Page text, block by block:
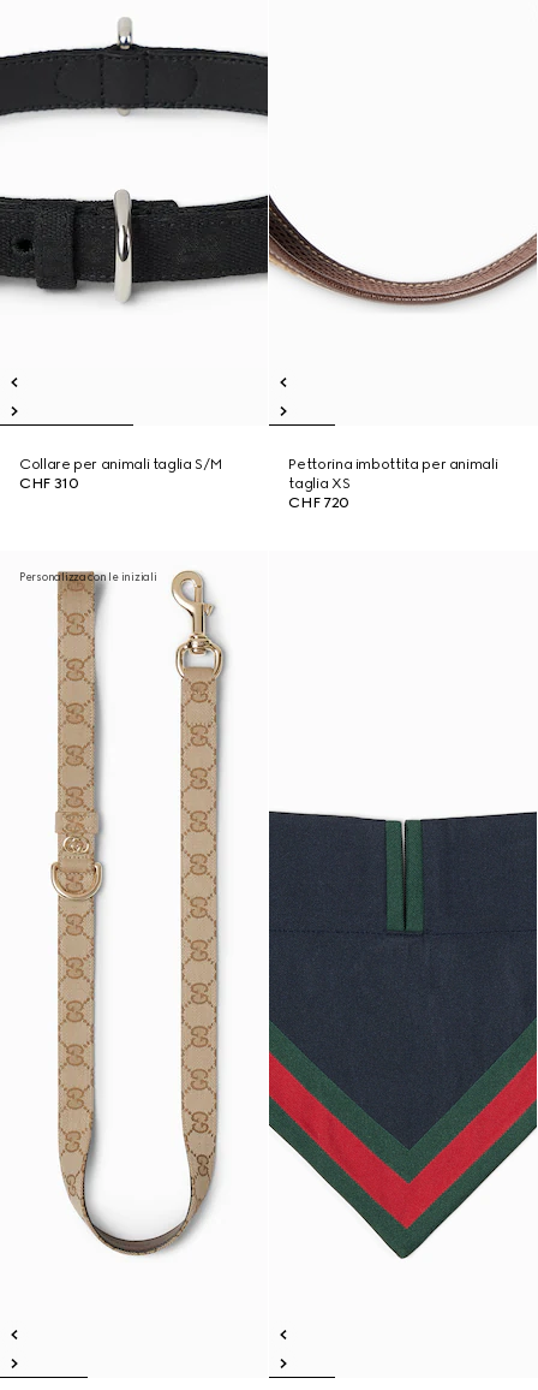
Collare per animali taglia S/M
CHF 310
Pettorina imbottita per animali
taglia XS
CHF 720
Personalizza con le iniziali